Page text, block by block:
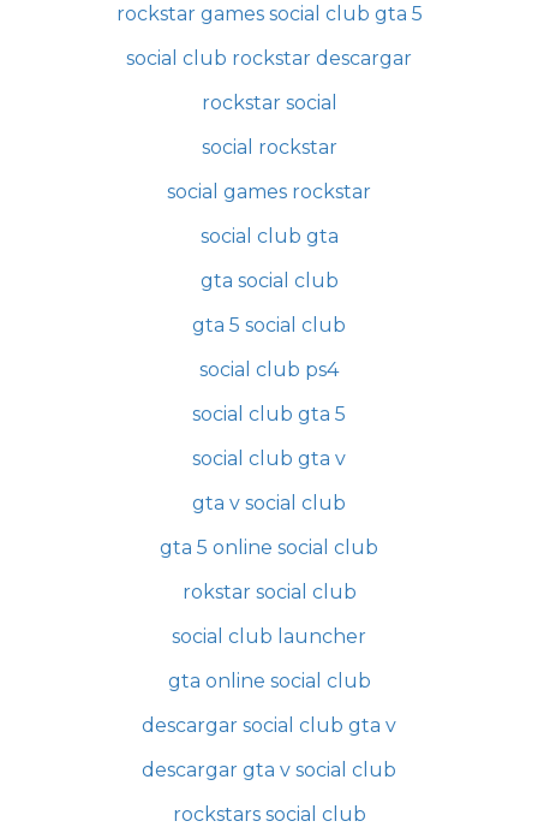
rockstar games social club gta 5
social club rockstar descargar
rockstar social
social rockstar
social games rockstar
social club gta
gta social club
gta 5 social club
social club ps4
social club gta 5
social club gta v
gta v social club
gta 5 online social club
rokstar social club
social club launcher
gta online social club
descargar social club gta v
descargar gta v social club
rockstars social club